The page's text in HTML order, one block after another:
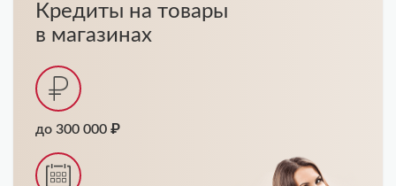
Кредиты на товары
в магазинах
до 300 000 ₽